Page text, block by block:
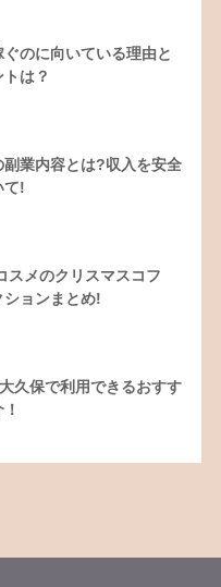
のに向いている理由と
は？
業内容とは?収入を安全
て!
スメのクリスマスコフ
ションまとめ!
久保で利用できるおすす